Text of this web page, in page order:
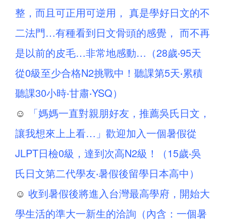
整，而且可正用可逆用， 真是學好日文的不
二法門…有種看到日文骨頭的感覺， 而不再
是以前的皮毛…非常地感動…（28歲‧95天
從0級至少合格N2挑戰中！聽課第5天‧累積
聽課30小時‧甘肅‧YSQ）
☺
「媽媽一直對親朋好友，推薦吳氏日文，
讓我想來上上看…」歡迎加入一個暑假從
JLPT日檢0級，達到次高N2級！（15歲‧吳
氏日文第二代學友‧暑假後留學日本高中）
☺ 收到暑假後將進入台灣最高學府，開始大
學生活的準大一新生的洽詢（內含：一個暑